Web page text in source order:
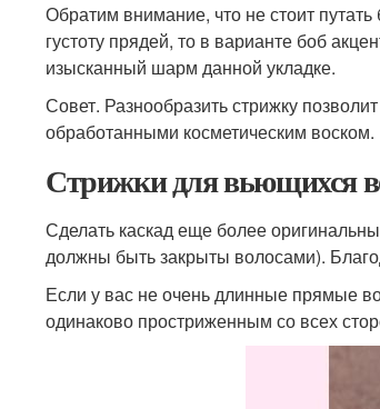
Обратим внимание, что не стоит
густоту прядей, то в варианте боб
изысканный шарм данной укладке.
Совет. Разнообразить стрижку
обработанными косметическим воском.
Стрижки для вьющихся
Сделать каскад еще более
должны быть закрыты волосами).
Если у вас не очень длинные прямые
одинаково простриженным со всех